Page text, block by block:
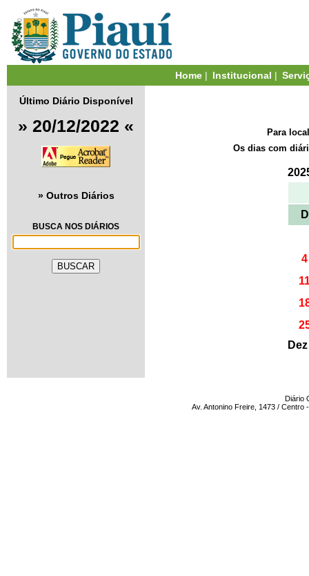
Home | Institucional |
Último Diário Disponível
» 20/12/2022 «
» Outros Diários
BUSCA NOS DIÁRIOS
Para
Os dias com
D
4
Dez
Diário
Av. Antonino Freire, 1473 / Centro